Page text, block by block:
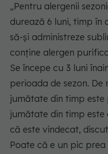
„Pentru alergenii
durează 6 luni, timp în
să-și administreze
conține alergen
Se începe cu 3 luni
perioada de sezon. De
jumătate din timp este
jumătate din timp este
că este vindecat,
Poate că e un pic